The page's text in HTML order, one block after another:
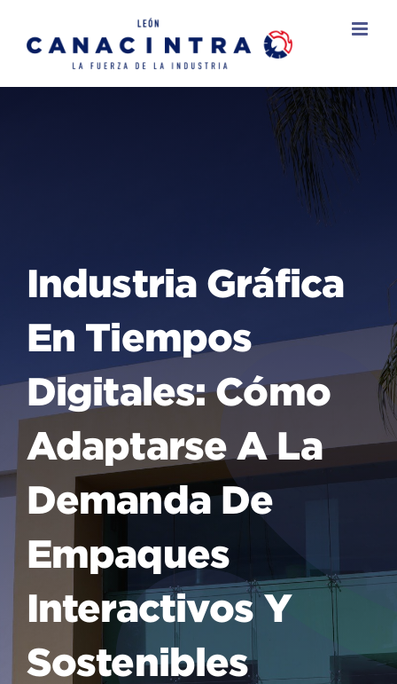
Industria Gráfica
En Tiempos
Digitales: Cómo
Adaptarse A La
Demanda De
Empaques
Interactivos Y
Sostenibles